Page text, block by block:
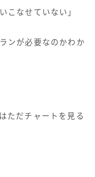
こなせていない」
ンが必要なのかわか
ただチャートを見る